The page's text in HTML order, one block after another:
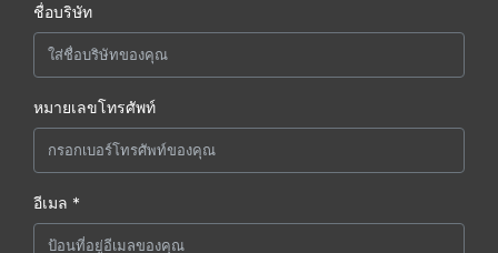
ชื่อบริษัท
หมายเลขโทรศัพท์
อีเมล *